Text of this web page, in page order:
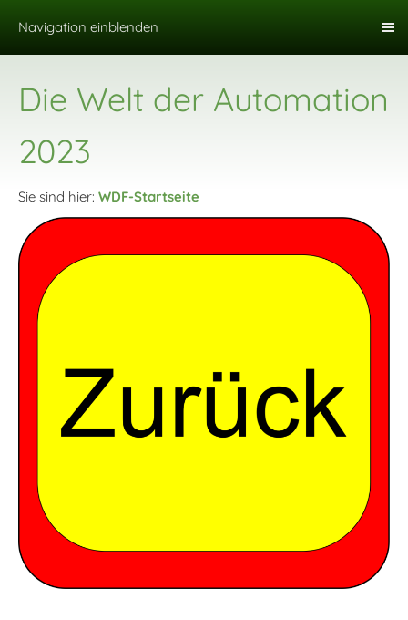
Navigation einblenden
Die Welt der Automation
2023
Sie sind hier: WDF-Startseite